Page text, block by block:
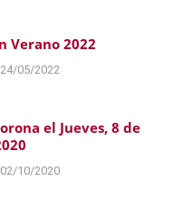
Verano 2022
24/05/2022
el Jueves, 8 de
02/10/2020